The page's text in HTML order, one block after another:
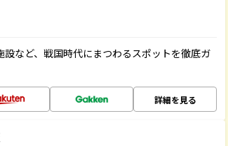
など、戦国時代にまつわるスポットを徹底ガ
詳細を見る